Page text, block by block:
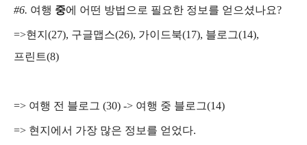
#6. 여행 중에 어떤 방법으로 필요한 정보를 얻으셨나요?
=>현지 (27), 구글맵스(26), 가이드북(17), 블로그(14),
프린트(8)
=> 여행 전 블로그 (30) -> 여행 중 블로그(14)
=> 현지에서 가장 많은 정보를 얻었다.